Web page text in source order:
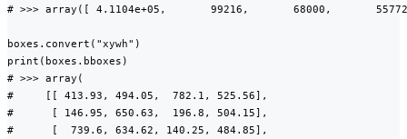
# >>> array([ 4.1104e+05,       99216,       68000,
boxes.convert("xywh")
print(boxes.bboxes)
# >>> array(
#     [[ 413.93, 494.05,  782.1, 525.56],
#      [ 146.95, 650.63,  196.8, 504.15],
#      [  739.6, 634.62, 140.25, 484.85],